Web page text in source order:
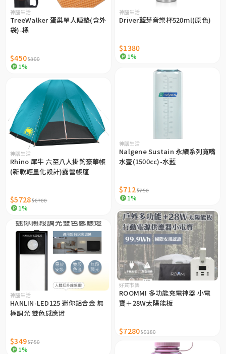
神腦生活
TreeWalker 蛋巢單人睡墊(含外
袋)-橘
$450$800
1%
神腦生活
Driver藍芽音樂杯520ml(原色)
$1380
1%
神腦生活
Nalgene Sustain 永續系列寬嘴
水壼(1500cc)-水藍
$712$750
1%
神腦生活
Rhino 犀牛 六至八人掛鉤豪華帳
(新款輕量化設計)露營帳篷
$5728$6700
1%
好買市集
ROOMMI 多功能充電神器 小電
寶＋28W太陽能板
$7280$9180
神腦生活
HANLIN-LED125 迷你鋁合金 無
極調光 雙色感應燈
$349$750
1%